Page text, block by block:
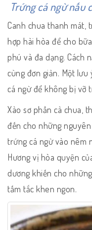
Trứng cá ngừ nấu
Canh chua thanh mát,
hợp hài hòa để cho
phú và đa dạng. Cách
cùng đơn giản. Một
cá ngừ để không bị vỡ
Xào sơ phần cà chua,
đến cho những
trứng cá ngừ vào nêm
Hương vị hòa quyện
dương khiến cho
tấm tắc khen ngon.